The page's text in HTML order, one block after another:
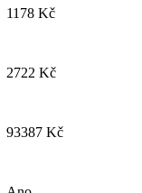
1178 Kč
2722 Kč
93387 Kč